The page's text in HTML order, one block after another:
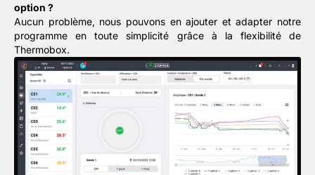
option ?
Aucun problème, nous pouvons en ajouter et adapter notre
programme en toute simplicité grâce à la flexibilité de
Thermobox.